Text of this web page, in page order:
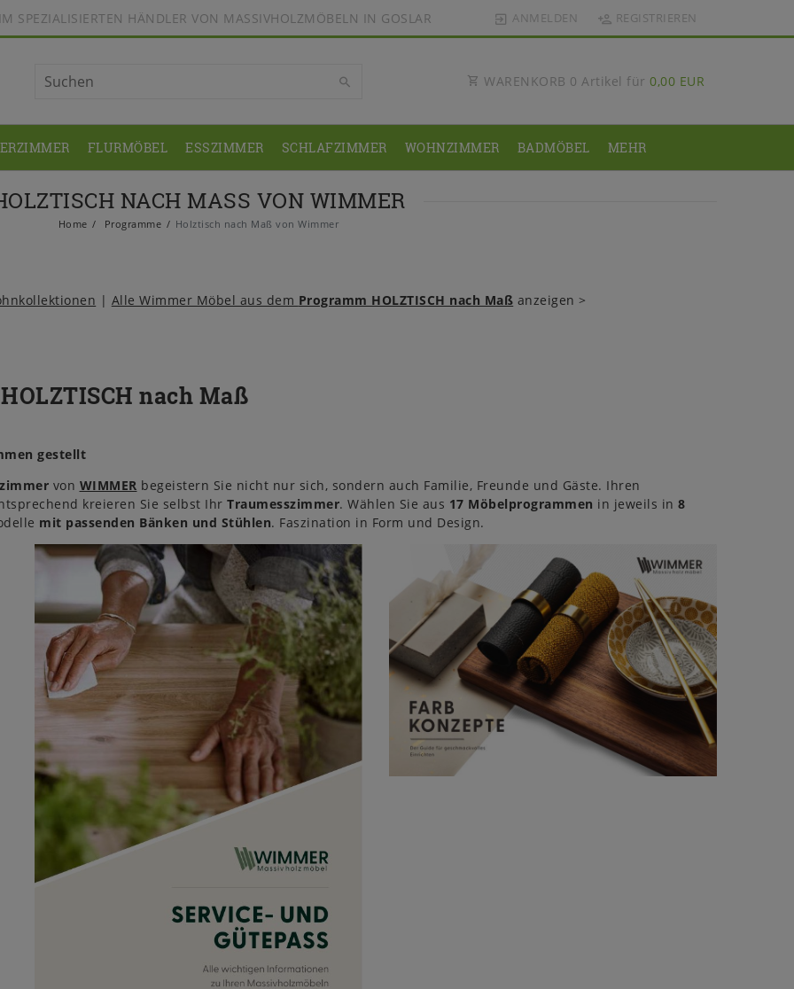
SPEZIALISIERTEN HÄNDLER VON MASSIVHOLZMÖBELN IN GOSLAR ANMELDEN REGISTRIEREN
WARENKORB 0 Artikel für 0,00 EUR
FLURMÖBEL ESSZIMMER SCHLAFZIMMER WOHNZIMMER BADMÖBEL MEHR
NACH MASS VON WIMMER
Home Programme Holztisch nach Maß von Wimmer
| Alle Wimmer Möbel aus dem Programm HOLZTISCH nach Maß anzeigen >
nach Maß
gestellt
von WIMMER begeistern Sie nicht nur sich, sondern auch Familie, Freunde und Gäste. Ihren
kreieren Sie selbst Ihr Traumesszimmer. Wählen Sie aus 17 Möbelprogrammen in jeweils in 8
mit passenden Bänken und Stühlen. Faszination in Form und Design.